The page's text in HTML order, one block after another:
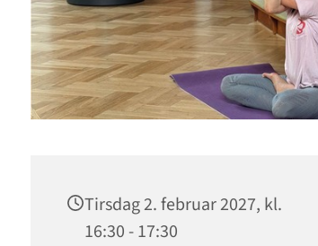
Tirsdag 2. februar 2027, kl.
16:30 - 17:30